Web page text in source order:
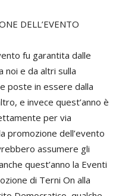
DELL’EVENTO
fu garantita dalle
noi e da altri sulla
poste in essere dalla
e invece quest’anno è
per via
promozione dell’evento
assumere gli
quest’anno la Eventi
di Terni On alla